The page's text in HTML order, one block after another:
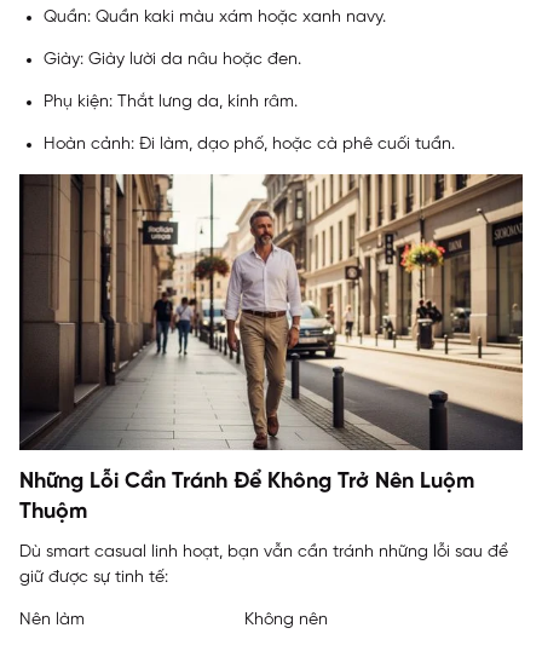
Quần: Quần kaki màu xám hoặc xanh navy.
Giày: Giày lười da nâu hoặc đen.
Phụ kiện: Thắt lưng da, kính râm.
Hoàn cảnh: Đi làm, dạo phố, hoặc cà phê cuối tuần.
Những Lỗi Cần Tránh Để Không Trở Nên Luộm
Thuộm
Dù smart casual linh hoạt, bạn vẫn cần tránh những lỗi sau để
giữ được sự tinh tế:
Nên làm Không nên